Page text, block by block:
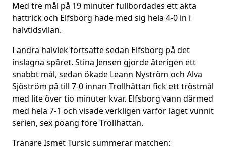
Med tre mål på 19 minuter fullbordades ett äkta
hattrick och Elfsborg hade med sig hela 4-0 in i
halvtidsvilan.
I andra halvlek fortsatte sedan Elfsborg på det
inslagna spåret. Stina Jensen gjorde återigen ett
snabbt mål, sedan ökade Leann Nyström och Alva
Sjöström på till 7-0 innan Trollhättan fick ett tröstmål
med lite över tio minuter kvar. Elfsborg vann därmed
med hela 7-1 och visade verkligen varför laget vunnit
serien, sex poäng före Trollhättan.
Tränare Ismet Tursic summerar matchen: